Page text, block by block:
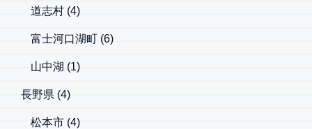
道志村 (4)
富士河口湖町 (6)
山中湖 (1)
長野県 (4)
松本市 (4)